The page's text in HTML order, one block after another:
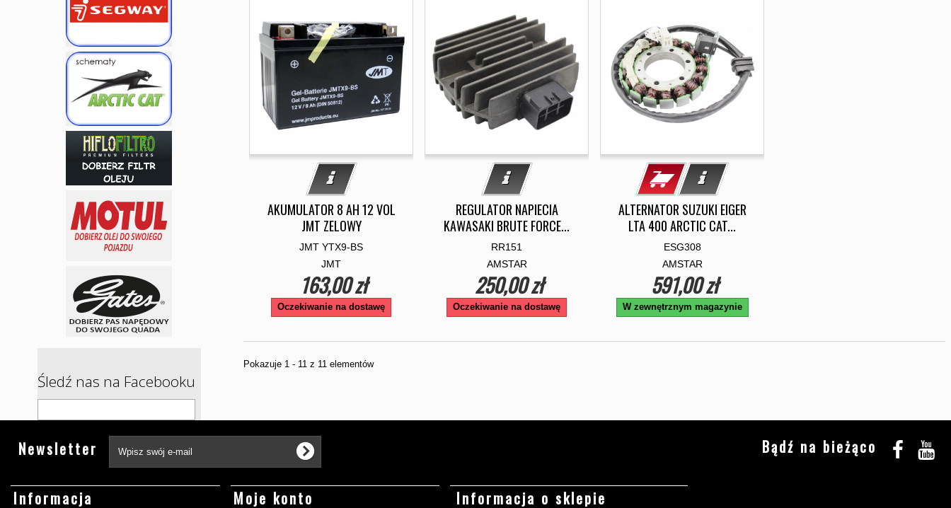
Śledź nas na Facebooku
AKUMULATOR 8 AH 12 VOL
JMT ZELOWY
JMT YTX9-BS
JMT
163,00 zł
Oczekiwanie na dostawę
REGULATOR NAPIECIA
KAWASAKI BRUTE FORCE...
RR151
AMSTAR
250,00 zł
Oczekiwanie na dostawę
ALTERNATOR SUZUKI EIGER
LTA 400 ARCTIC CAT...
ESG308
AMSTAR
591,00 zł
W zewnętrznym magazynie
Pokazuje 1 - 11 z 11 elementów
Newsletter Bądź na bieżąco
Informacja Moje konto Informacja o sklepie